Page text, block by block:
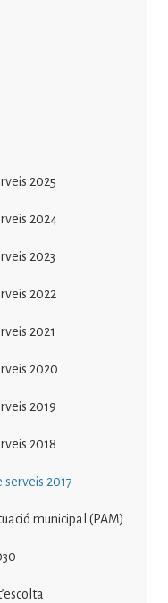
2025
2024
2023
2022
2021
2020
2019
2018
2017
municipal (PAM)